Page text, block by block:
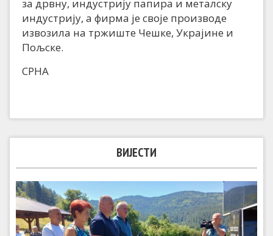
за дрвну, индустрију папира и металску
индустрију, а фирма је своје производе
извозила на тржиште Чешке, Украјине и
Пољске.
СРНА
ВИЈЕСТИ